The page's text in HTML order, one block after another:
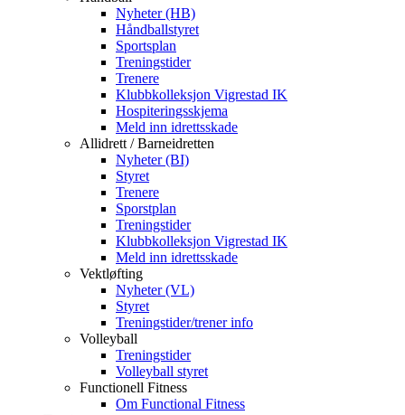
Nyheter (HB)
Håndballstyret
Sportsplan
Treningstider
Trenere
Klubbkolleksjon Vigrestad IK
Hospiteringsskjema
Meld inn idrettsskade
Allidrett / Barneidretten
Nyheter (BI)
Styret
Trenere
Sporstplan
Treningstider
Klubbkolleksjon Vigrestad IK
Meld inn idrettsskade
Vektløfting
Nyheter (VL)
Styret
Treningstider/trener info
Volleyball
Treningstider
Volleyball styret
Functionell Fitness
Om Functional Fitness